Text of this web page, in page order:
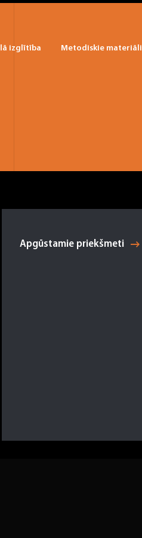
izglītība Metodiskie materiāli
Apgūstamie priekšmeti